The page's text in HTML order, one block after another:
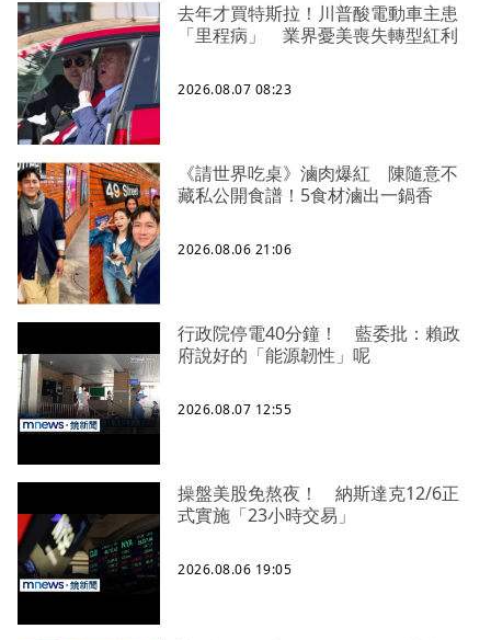
去年才買特斯拉！川普酸電動車主患
「里程病」 業界憂美喪失轉型紅利
2026.08.07 08:23
《請世界吃桌》滷肉爆紅 陳隨意不
藏私公開食譜！5食材滷出一鍋香
2026.08.06 21:06
行政院停電40分鐘！ 藍委批：賴政
府說好的「能源韌性」呢
2026.08.07 12:55
操盤美股免熬夜！ 納斯達克12/6正
式實施「23小時交易」
2026.08.06 19:05